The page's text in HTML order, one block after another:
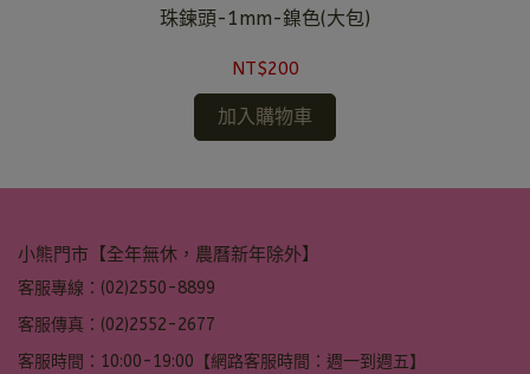
珠鍊頭-1mm-鎳色(大包)
NT$200
加入購物車
小熊門市【全年無休，農曆新年除外】
客服專線：(02)2550-8899
客服傳真：(02)2552-2677
客服時間：10:00-19:00【網路客服時間：週一到週五】